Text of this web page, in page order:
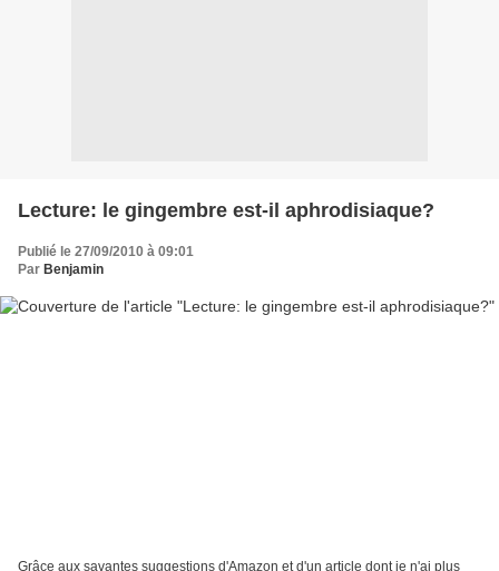
Lecture: le gingembre est-il aphrodisiaque?
Publié le 27/09/2010 à 09:01
Par Benjamin
Grâce aux savantes suggestions d'Amazon et d'un article dont je n'ai plus